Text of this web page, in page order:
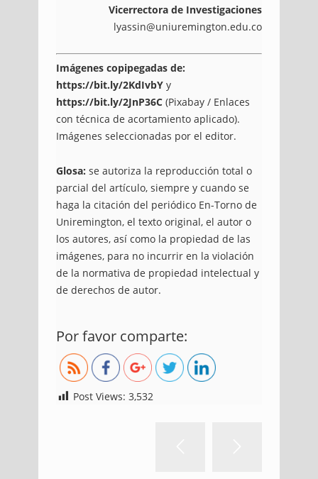
Vicerrectora de Investigaciones
lyassin@uniuremington.edu.co
Imágenes copipegadas de:
https://bit.ly/2KdIvbY y
https://bit.ly/2JnP36C (Pixabay / Enlaces
con técnica de acortamiento aplicado).
Imágenes seleccionadas por el editor.
Glosa: se autoriza la reproducción total o
parcial del artículo, siempre y cuando se
haga la citación del periódico En-Torno de
Uniremington, el texto original, el autor o
los autores, así como la propiedad de las
imágenes, para no incurrir en la violación
de la normativa de propiedad intelectual y
de derechos de autor.
Por favor comparte:
investigacion-en-uniremington/
Post Views: 3,532